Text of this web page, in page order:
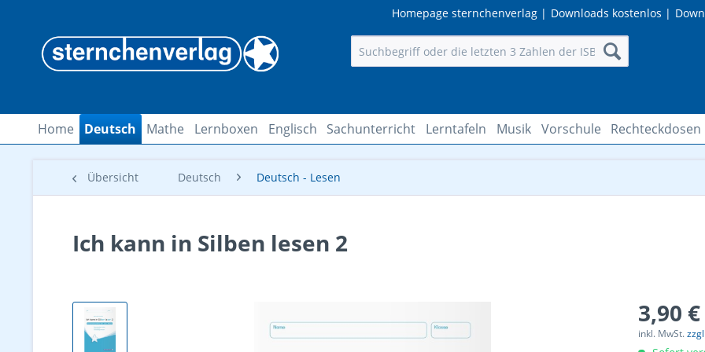
Downloads kostenlos |
Homepage sternchenverlag |
Home Deutsch Mathe Lernboxen Englisch Sachunterricht Lerntafeln Musik Vorschule Rechteckdosen
Übersicht Deutsch Deutsch - Lesen
Ich kann in Silben lesen 2
3,90
inkl. MwSt.